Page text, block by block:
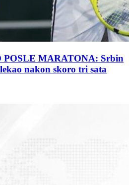
MARATONA: Srbin
nakon skoro tri sata